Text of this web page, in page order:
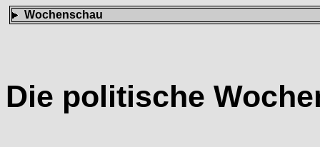
Wochenschau
Die politische